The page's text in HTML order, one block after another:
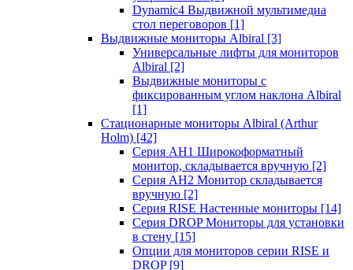
Dynamic4 Выдвижной мультимедиа
стол переговоров [1]
Выдвижные мониторы Albiral [3]
Универсальные лифты для мониторов
Albiral [2]
Выдвижные мониторы с
фиксированным углом наклона Albiral
[1]
Стационарные мониторы Albiral (Arthur
Holm) [42]
Серия AH1 Широкоформатный
монитор, складывается вручную [2]
Серия AH2 Монитор складывается
вручную [2]
Серия RISE Настенные мониторы [14]
Серия DROP Мониторы для установки
в стену [15]
Опции для мониторов серии RISE и
DROP [9]